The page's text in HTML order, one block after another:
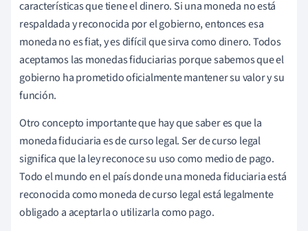
características que tiene el dinero. Si una moneda no está
respaldada y reconocida por el gobierno, entonces esa
moneda no es fiat, y es difícil que sirva como dinero. Todos
aceptamos las monedas fiduciarias porque sabemos que el
gobierno ha prometido oficialmente mantener su valor y su
función.
Otro concepto importante que hay que saber es que la
moneda fiduciaria es de curso legal. Ser de curso legal
significa que la ley reconoce su uso como medio de pago.
Todo el mundo en el país donde una moneda fiduciaria está
reconocida como moneda de curso legal está legalmente
obligado a aceptarla o utilizarla como pago.